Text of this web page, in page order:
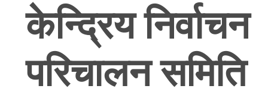
केन्द्रिय निर्वाचन
परिचालन समिति